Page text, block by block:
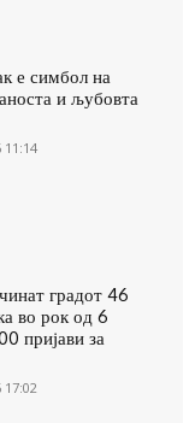
е симбол на
и љубовта
11:14
градот 46
во рок од 6
пријави за
17:02